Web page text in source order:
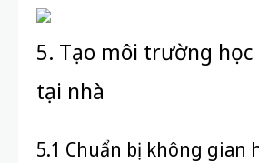
5. Tạo môi trường
tại nhà
5.1 Chuẩn bị không gian